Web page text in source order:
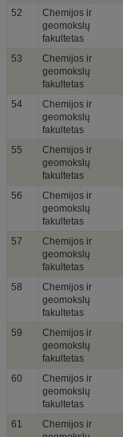
52
Chemijos ir
geomokslų
fakultetas
53
Chemijos ir
geomokslų
fakultetas
54
Chemijos ir
geomokslų
fakultetas
55
Chemijos ir
geomokslų
fakultetas
56
Chemijos ir
geomokslų
fakultetas
57
Chemijos ir
geomokslų
fakultetas
58
Chemijos ir
geomokslų
fakultetas
59
Chemijos ir
geomokslų
fakultetas
60
Chemijos ir
geomokslų
fakultetas
61
Chemijos ir